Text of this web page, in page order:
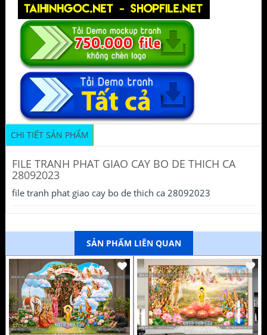
CHI TIẾT SẢN PHẨM
FILE TRANH PHAT GIAO CAY BO DE THICH CA
28092023
file tranh phat giao cay bo de thich ca 28092023
SẢN PHẨM LIÊN QUAN